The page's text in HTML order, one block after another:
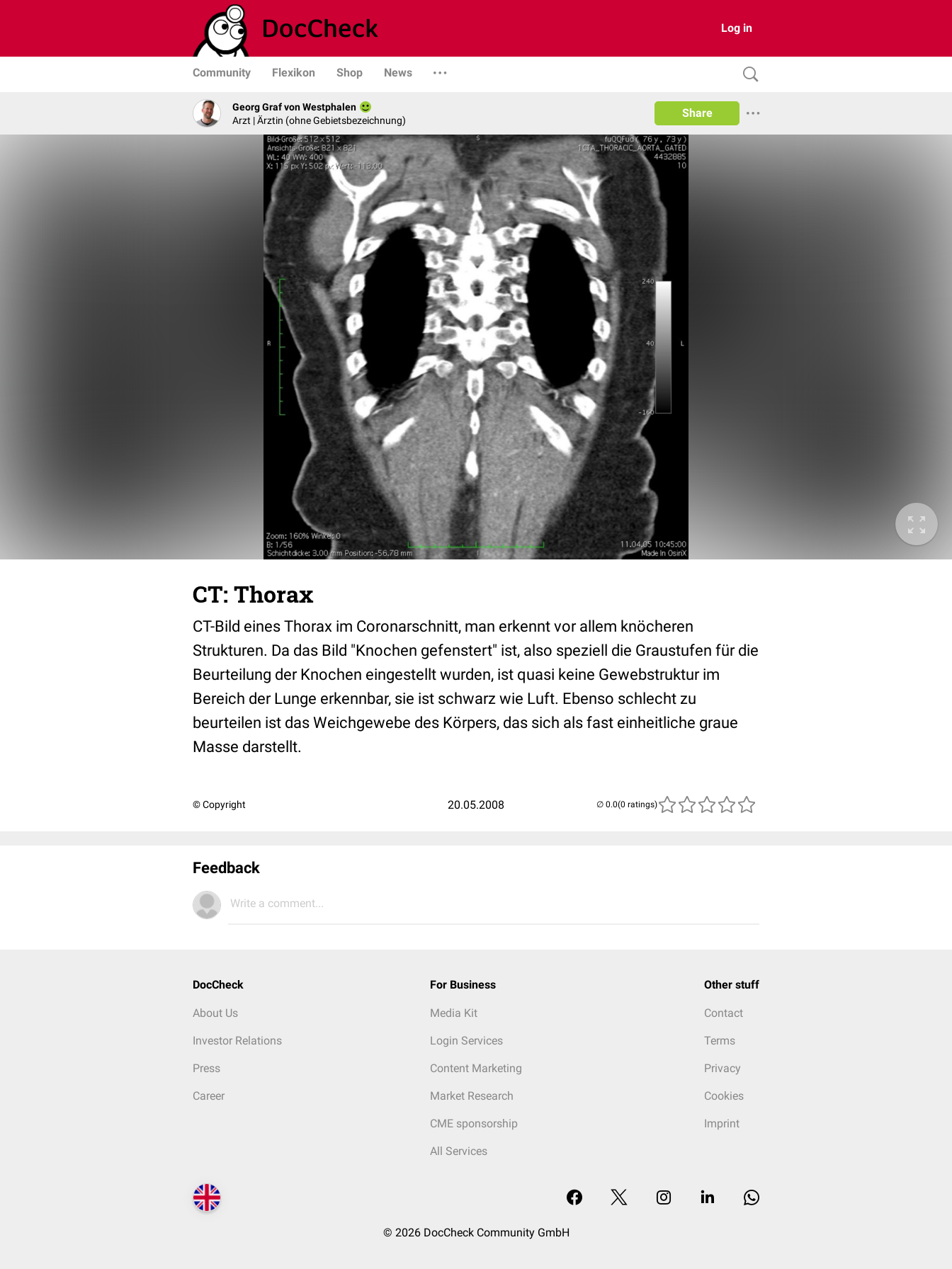
Log in
Community Flexikon Shop News
Georg Graf von Westphalen
Arzt | Ärztin (ohne Gebietsbezeichnung)
Share
CT: Thorax
CT-Bild eines Thorax im Coronarschnitt, man erkennt vor allem knöcheren
Strukturen. Da das Bild "Knochen gefenstert" ist, also speziell die Graustufen für die
Beurteilung der Knochen eingestellt wurden, ist quasi keine Gewebstruktur im
Bereich der Lunge erkennbar, sie ist schwarz wie Luft. Ebenso schlecht zu
beurteilen ist das Weichgewebe des Körpers, das sich als fast einheitliche graue
Masse darstellt.
© Copyright 20.05.2008 (0 ratings)
Feedback
Write a comment...
DocCheck
About Us
Investor Relations
Press
Career
For Business
Media Kit
Login Services
Content Marketing
Market Research
CME sponsorship
All Services
Other stuff
Contact
Terms
Privacy
Cookies
Imprint
© 2026 DocCheck Community GmbH